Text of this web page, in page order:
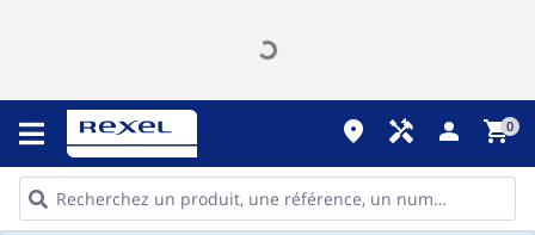
place handyman person shopping_cart0